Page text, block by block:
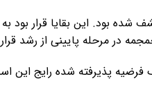
بود. این بقایا قرار بود به
در مرحله پایینی از رشد
پذیرفته شده رایج این